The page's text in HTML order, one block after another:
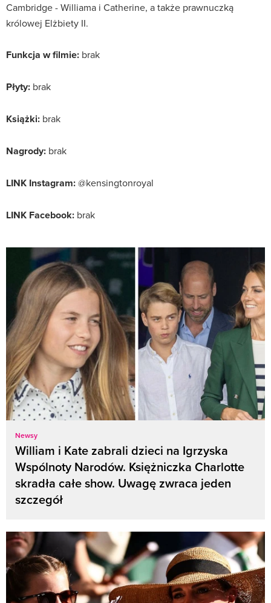
Cambridge - Williama i Catherine, a także prawnuczką
królowej Elżbiety II.
Funkcja w filmie: brak
Płyty: brak
Książki: brak
Nagrody: brak
LINK Instagram:@kensingtonroyal
LINK Facebook: brak
Newsy
William i Kate zabrali dzieci na Igrzyska
Wspólnoty Narodów. Księżniczka Charlotte
skradła całe show. Uwagę zwraca jeden
szczegół